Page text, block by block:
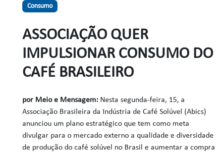
Consumo
ASSOCIAÇÃO QUER
IMPULSIONAR CONSUMO DO
CAFÉ BRASILEIRO
por Meio e Mensagem: Nesta segunda-feira, 15, a
Associação Brasileira da Indústria de Café Solúvel (Abics)
anunciou um plano estratégico que tem como meta
divulgar para o mercado externo a qualidade e diversidade
de produção do café solúvel no Brasil e aumentar a compra